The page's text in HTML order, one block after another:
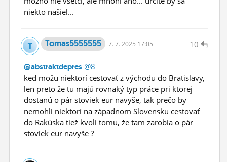
niekto našiel...
10
Tomas5555555 7. 7. 2025 17:05
@abstraktdepres @8
ked možu niektorí cestovať z východu do Bratislavy,
len preto že tu majú rovnaký typ práce pri ktorej
dostanú o pár stoviek eur navyše, tak prečo by
nemohli niektorí na západnom Slovensku cestovať
do Rakúska tiež kvoli tomu, že tam zarobia o pár
stoviek eur navyše ?